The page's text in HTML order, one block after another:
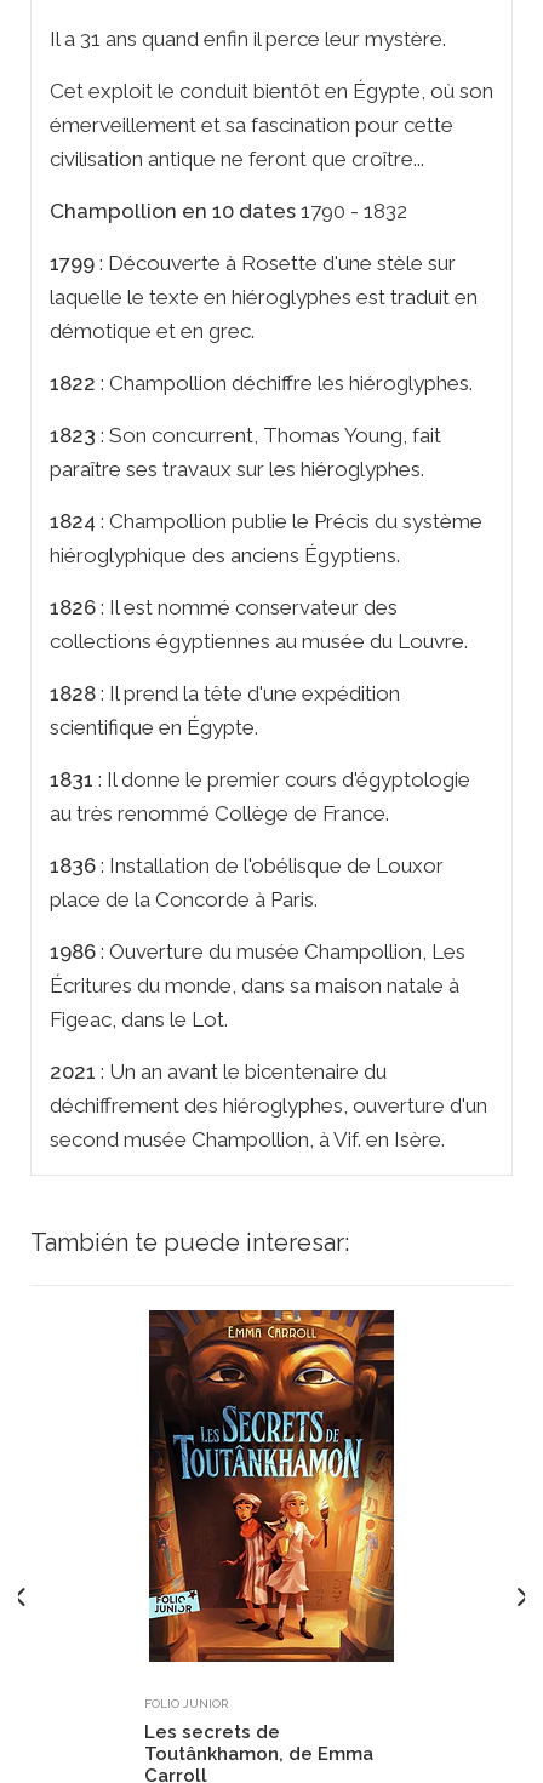
Il a 31 ans quand enfin il perce leur mystère.
Cet exploit le conduit bientôt en Égypte, où son
émerveillement et sa fascination pour cette
civilisation antique ne feront que croître...
Champollion en 10 dates 1790 - 1832
1799 : Découverte à Rosette d'une stèle sur
laquelle le texte en hiéroglyphes est traduit en
démotique et en grec.
1822 : Champollion déchiffre les hiéroglyphes.
1823 : Son concurrent, Thomas Young, fait
paraître ses travaux sur les hiéroglyphes.
1824 : Champollion publie le Précis du système
hiéroglyphique des anciens Égyptiens.
1826 : Il est nommé conservateur des
collections égyptiennes au musée du Louvre.
1828 : Il prend la tête d'une expédition
scientifique en Égypte.
1831 : Il donne le premier cours d'égyptologie
au très renommé Collège de France.
1836 : Installation de l'obélisque de Louxor
place de la Concorde à Paris.
1986 : Ouverture du musée Champollion, Les
Écritures du monde, dans sa maison natale à
Figeac, dans le Lot.
2021 : Un an avant le bicentenaire du
déchiffrement des hiéroglyphes, ouverture d'un
second musée Champollion, à Vif. en Isère.
También te puede interesar:
FOLIO JUNIOR
Les secrets de
Toutânkhamon, de Emma
Carroll